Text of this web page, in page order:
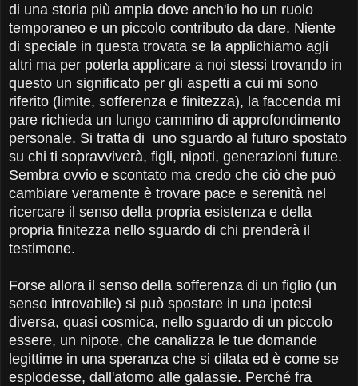
di una storia più ampia dove anch'io ho un ruolo
temporaneo e un piccolo contributo da dare. Niente
di speciale in questa trovata se la applichiamo agli
altri ma per poterla applicare a noi stessi trovando in
questo un significato per gli aspetti a cui mi sono
riferito (limite, sofferenza e finitezza), la faccenda mi
pare richieda un lungo cammino di approfondimento
personale. Si tratta di uno sguardo al futuro spostato
su chi ti sopravviverà, figli, nipoti, generazioni future.
Sembra ovvio e scontato ma credo che ciò che può
cambiare veramente è trovare pace e serenità nel
ricercare il senso della propria esistenza e della
propria finitezza nello sguardo di chi prenderà il
testimone.
Forse allora il senso della sofferenza di un figlio (un
senso introvabile) si può spostare in una ipotesi
diversa, quasi cosmica, nello sguardo di un piccolo
essere, un nipote, che canalizza le tue domande
legittime in una speranza che si dilata ed è come se
esplodesse, dall'atomo alle galassie. Perché fra